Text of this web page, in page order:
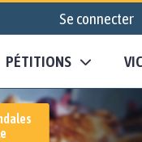
Se connecter
PÉTITIONS